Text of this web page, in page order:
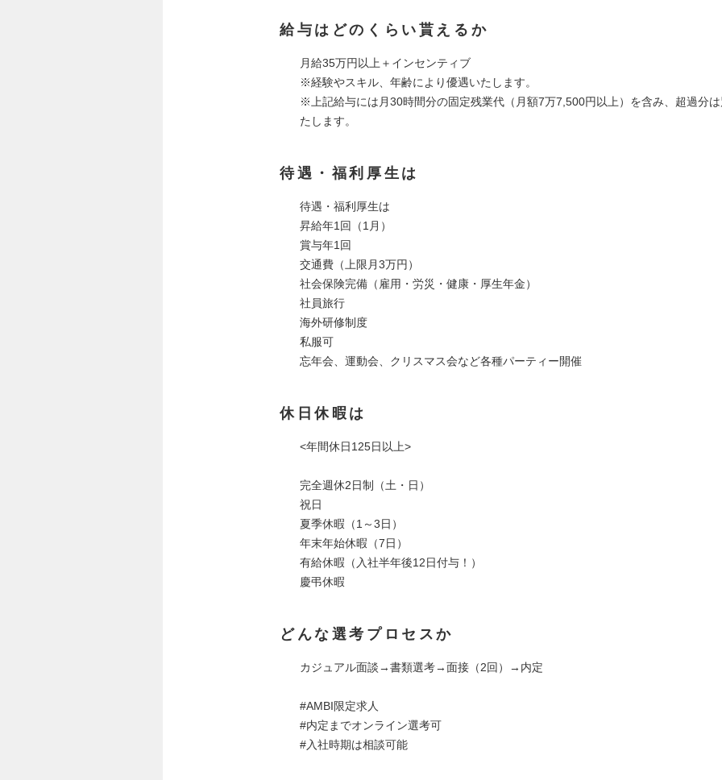
給与はどのくらい貰えるか
月給35万円以上＋インセンティブ
※経験やスキル、年齢により優遇いたします。
※上記給与には月30時間分の固定残業代（月額7万7,500円以上）を含み、超過分
たします。
待遇・福利厚生は
待遇・福利厚生は
昇給年1回（1月）
賞与年1回
交通費（上限月3万円）
社会保険完備（雇用・労災・健康・厚生年金）
社員旅行
海外研修制度
私服可
忘年会、運動会、クリスマス会など各種パーティー開催
休日休暇は
<年間休日125日以上>
完全週休2日制（土・日）
祝日
夏季休暇（1～3日）
年末年始休暇（7日）
有給休暇（入社半年後12日付与！）
慶弔休暇
どんな選考プロセスか
カジュアル面談→書類選考→面接（2回）→内定
#AMBI限定求人
#内定までオンライン選考可
#入社時期は相談可能